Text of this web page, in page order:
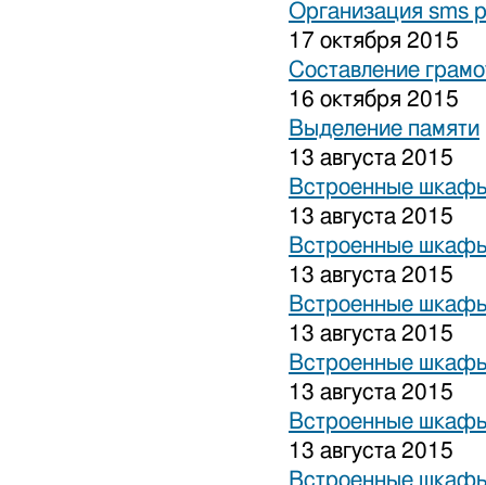
Организация sms
17 октября 2015
Составление
16 октября 2015
Выделение памяти
13 августа 2015
Встроенные
13 августа 2015
Встроенные
13 августа 2015
Встроенные
13 августа 2015
Встроенные
13 августа 2015
Встроенные
13 августа 2015
Встроенные